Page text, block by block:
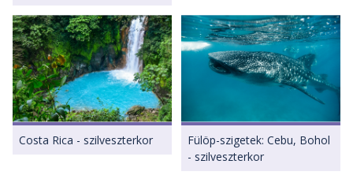
Costa Rica - szilveszterkor
Fülöp-szigetek: Cebu, Bohol
- szilveszterkor